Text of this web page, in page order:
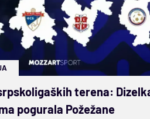
terena:
pogurala Požežane